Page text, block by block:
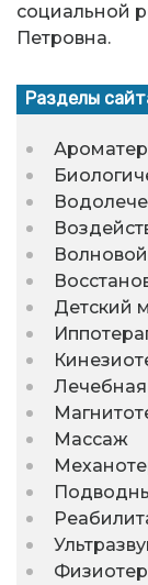
социальной
Петровна.
Разделы
Детский
Массаж